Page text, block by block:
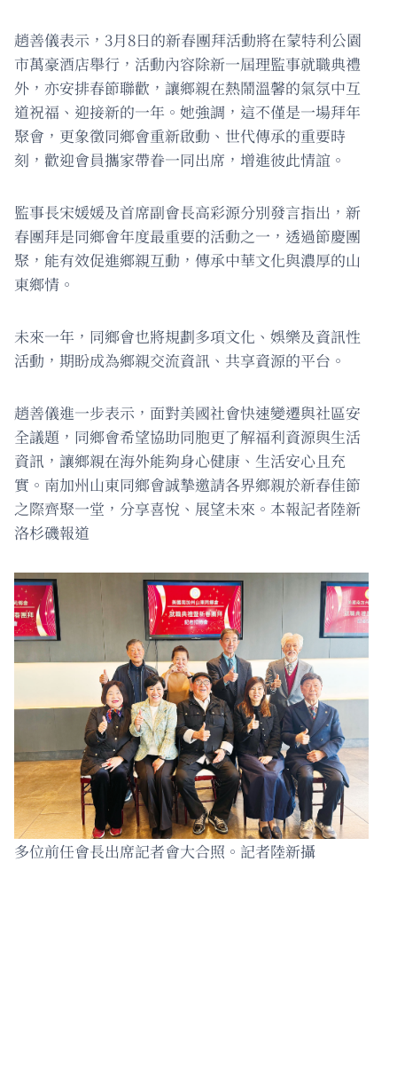
趙善儀表示，3月8日的新春團拜活動將在蒙特利公園
市萬豪酒店舉行，活動內容除新一屆理監事就職典禮
外，亦安排春節聯歡，讓鄉親在熱鬧溫馨的氣氛中互
道祝福、迎接新的一年。她強調，這不僅是一場拜年
聚會，更象徵同鄉會重新啟動、世代傳承的重要時
刻，歡迎會員攜家帶眷一同出席，增進彼此情誼。
監事長宋媛媛及首席副會長高彩源分別發言指出，新
春團拜是同鄉會年度最重要的活動之一，透過節慶團
聚，能有效促進鄉親互動，傳承中華文化與濃厚的山
東鄉情。
未來一年，同鄉會也將規劃多項文化、娛樂及資訊性
活動，期盼成為鄉親交流資訊、共享資源的平台。
趙善儀進一步表示，面對美國社會快速變遷與社區安
全議題，同鄉會希望協助同胞更了解福利資源與生活
資訊，讓鄉親在海外能夠身心健康、生活安心且充
實。南加州山東同鄉會誠摯邀請各界鄉親於新春佳節
之際齊聚一堂，分享喜悅、展望未來。本報記者陸新
洛杉磯報道
多位前任會長出席記者會大合照。記者陸新攝